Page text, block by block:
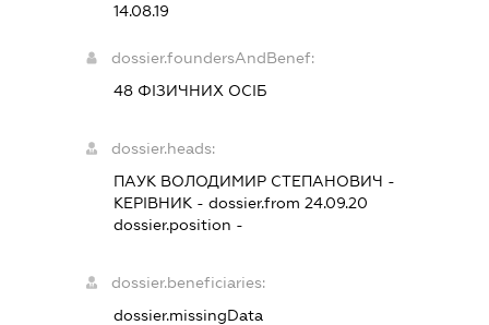
14.08.19
dossier.foundersAndBenef:
48 ФІЗИЧНИХ ОСІБ
dossier.heads:
ПАУК ВОЛОДИМИР СТЕПАНОВИЧ -
КЕРІВНИК - dossier.from 24.09.20
dossier.position -
dossier.beneficiaries:
dossier.missingData